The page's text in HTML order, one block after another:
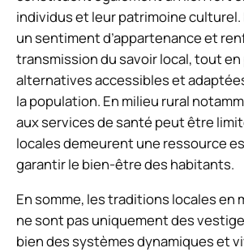
individus et leur patrimoine
un sentiment d’appartenance et
transmission du savoir local, tout
alternatives accessibles et
la population. En milieu rural
aux services de santé peut être
locales demeurent une ressource
garantir le bien-être des habitants.
En somme, les traditions locales en
ne sont pas uniquement des
bien des systèmes dynamiques et